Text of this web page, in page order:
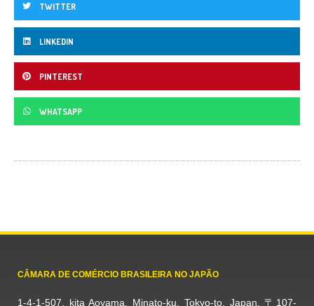
TWITTER
LINKEDIN
PINTEREST
WHATSAPP
CÂMARA DE COMÉRCIO BRASILEIRA NO JAPÃO
1-4-1-507, kita Aoyama, Minato-ku, Tokyo-to, Japan, 〒107-